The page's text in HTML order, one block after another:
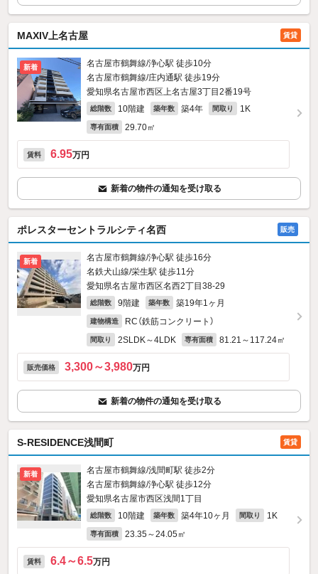
MAXIV上名古屋 賃貸
新着
名古屋市鶴舞線/浄心駅 徒歩10分
名古屋市鶴舞線/庄内通駅 徒歩19分
愛知県名古屋市西区上名古屋3丁目2番19号
総階数 10階建 築年数 築4年 間取り 1K
専有面積 29.70㎡
賃料 6.95万円
新着の物件の通知を受け取る
ポレスターセントラルシティ名西 販売
新着
名古屋市鶴舞線/浄心駅 徒歩16分
名鉄犬山線/栄生駅 徒歩11分
愛知県名古屋市西区名西2丁目38-29
総階数 9階建 築年数 築19年1ヶ月
建物構造 RC（鉄筋コンクリート）
間取り 2SLDK～4LDK 専有面積 81.21～117.24㎡
販売価格 3,300～3,980万円
新着の物件の通知を受け取る
S-RESIDENCE浅間町 賃貸
新着
名古屋市鶴舞線/浅間町駅 徒歩2分
名古屋市鶴舞線/浄心駅 徒歩12分
愛知県名古屋市西区浅間1丁目
総階数 10階建 築年数 築4年10ヶ月 間取り 1K
専有面積 23.35～24.05㎡
賃料 6.4～6.5万円